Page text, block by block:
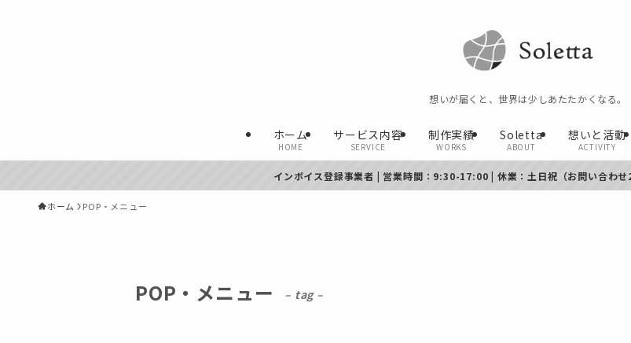
想いが届くと、世界は少しあたたかくなる。
ホーム
HOME
サービス内容
SERVICE
制作実績
WORKS
Soletta
ABOUT
想いと活動
ACTIVITY
インボイス登録事業者 | 営業時間：9:30-17:00 | 休業：土日祝（お問い合わせ
ホーム POP・メニュー
POP・メニュー – tag –